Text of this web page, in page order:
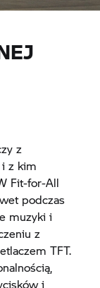
z
z kim
Fit-for-All
podczas
muzyki i
z
TFT.
i